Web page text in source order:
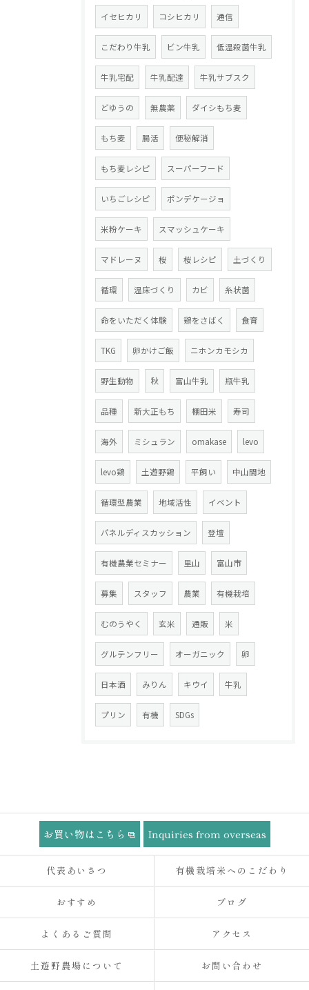
イセヒカリ コシヒカリ 通信
こだわり牛乳 ビン牛乳 低温殺菌牛乳
牛乳宅配 牛乳配達 牛乳サブスク
どゆうの 無農薬 ダイシもち麦
もち麦 腸活 便秘解消
もち麦レシピ スーパーフード
いちごレシピ ポンデケージョ
米粉ケーキ スマッシュケーキ
マドレーヌ 桜 桜レシピ 土づくり
循環 温床づくり カビ 糸状菌
命をいただく体験 鶏をさばく 食育
TKG 卵かけご飯 ニホンカモシカ
野生動物 秋 富山牛乳 瓶牛乳
品種 新大正もち 棚田米 寿司
海外 ミシュラン omakase levo
levo鶏 土遊野鶏 平飼い 中山間地
循環型農業 地域活性 イベント
パネルディスカッション 登壇
有機農業セミナー 里山 富山市
募集 スタッフ 農業 有機栽培
むのうやく 玄米 通販 米
グルテンフリー オーガニック 卵
日本酒 みりん キウイ 牛乳
プリン 有機 SDGs
お買い物はこちら Inquiries from overseas
代表あいさつ 有機栽培米へのこだわり
おすすめ ブログ
よくあるご質問 アクセス
土遊野農場について お問い合わせ